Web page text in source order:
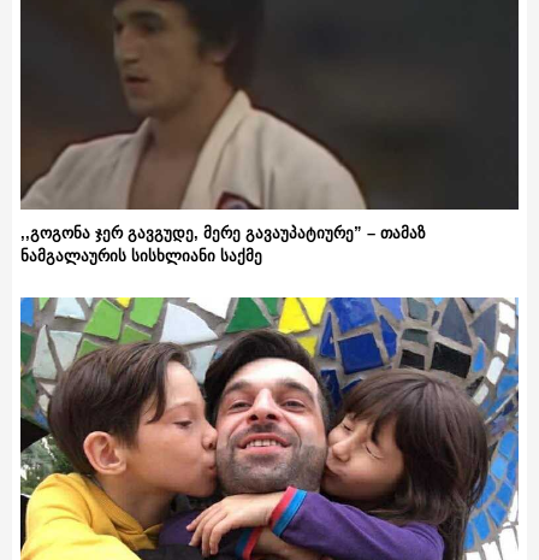
,,გოგონა ჯერ გავგუდე, მერე გავაუპატიურე” – თამაზ
ნამგალაურის სისხლიანი საქმე